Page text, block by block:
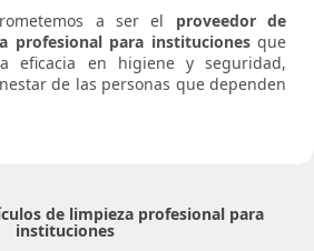
a ser el proveedor de
profesional para institucionesque
eficacia en higiene y seguridad,
de las personas que dependen
de limpieza profesional para
instituciones